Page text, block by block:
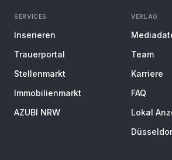
SERVICES
Inserieren
Trauerportal
Stellenmarkt
Immobilienmarkt
AZUBI NRW
VERLAG
Team
Karriere
FAQ
Lokal